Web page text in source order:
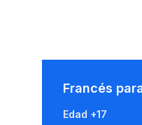
Francés
Edad +17